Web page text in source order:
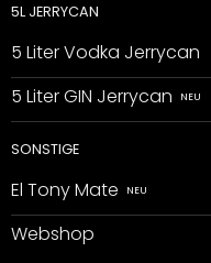
5L JERRYCAN
5 Liter Vodka Jerrycan
5 Liter GIN Jerrycan
SONSTIGE
El Tony Mate
Webshop